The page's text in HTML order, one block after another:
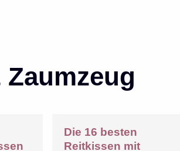
Die 16 besten
Reitkissen mit